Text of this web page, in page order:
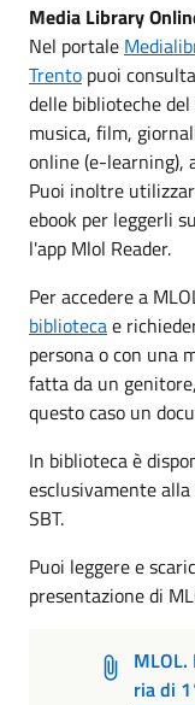
Media Library
Nel portale
Trento puoi
delle biblioteche
musica, film,
online (e-learning),
Puoi inoltre
ebook per leggerli
l'app Mlol Reader.
Per accedere a
bibliotecae
persona o con una
fatta da un
questo caso un
In biblioteca è
esclusivamente
SBT.
Puoi leggere e
presentazione di
ria di